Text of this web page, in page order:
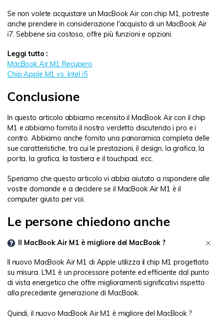
Se non volete acquistare un MacBook Air con chip M1, potreste
anche prendere in considerazione l'acquisto di un MacBook Air
i7. Sebbene sia costoso, offre più funzioni e opzioni.
Leggi tutto :
MacBook Air M1 Recupero
Chip Apple M1 vs. Intel i5
Conclusione
In questo articolo abbiamo recensito il MacBook Air con il chip
M1 e abbiamo fornito il nostro verdetto discutendo i pro e i
contro. Abbiamo anche fornito una panoramica completa delle
sue caratteristiche, tra cui le prestazioni, il design, la grafica, la
porta, la grafica, la tastiera e il touchpad, ecc.
Speriamo che questo articolo vi abbia aiutato a rispondere alle
vostre domande e a decidere se il MacBook Air M1 è il
computer giusto per voi.
Le persone chiedono anche
Il MacBook Air M1 è migliore del MacBook ?
Il nuovo MacBook Air M1 di Apple utilizza il chip M1 progettato
su misura. L'M1 è un processore potente ed efficiente dal punto
di vista energetico che offre miglioramenti significativi rispetto
alla precedente generazione di MacBook.
Quindi, il nuovo MacBook Air M1 è migliore del MacBook ?